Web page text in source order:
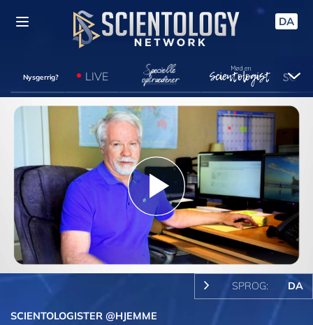
DA
Nysgerrig? LIVE
Play
Video
SPROG: DA
SCIENTOLOGISTER @HJEMME